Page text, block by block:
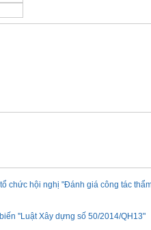
chức hội nghị "Đánh giá công tác
''Luật Xây dựng số 50/2014/QH13"